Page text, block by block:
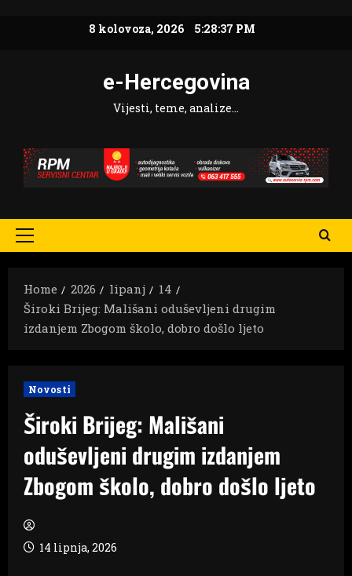
8 kolovoza, 2026 5:28:38 PM
e-Hercegovina
Vijesti, teme, analize…
Primary
Home
2026 lipanj
14
Široki Brijeg: Mališani oduševljeni drugim
izdanjem Zbogom školo, dobro došlo ljeto
Novosti
Široki Brijeg: Mališani
oduševljeni drugim izdanjem
Zbogom školo, dobro došlo ljeto
14 lipnja, 2026